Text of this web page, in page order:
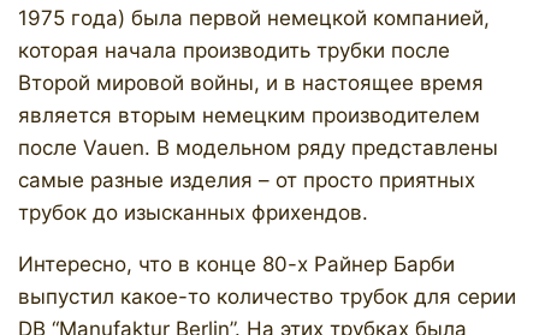
1975 года) была первой немецкой компанией,
которая начала производить трубки после
Второй мировой войны, и в настоящее время
является вторым немецким производителем
после Vauen. В модельном ряду представлены
самые разные изделия – от просто приятных
трубок до изысканных фрихендов.
Интересно, что в конце 80-х Райнер Барби
выпустил какое-то количество трубок для серии
DB “Manufaktur Berlin”. На этих трубках была